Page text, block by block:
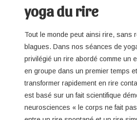
yoga du rire
Tout le monde peut ainsi rire, sans
blagues. Dans nos séances de
privilégié un rire abordé comme un
en groupe dans un premier temps
transformer rapidement en rire
est basé sur un fait scientifique
neurosciences « le corps ne fait